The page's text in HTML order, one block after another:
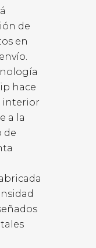
de
en
hace
interior
a la
de